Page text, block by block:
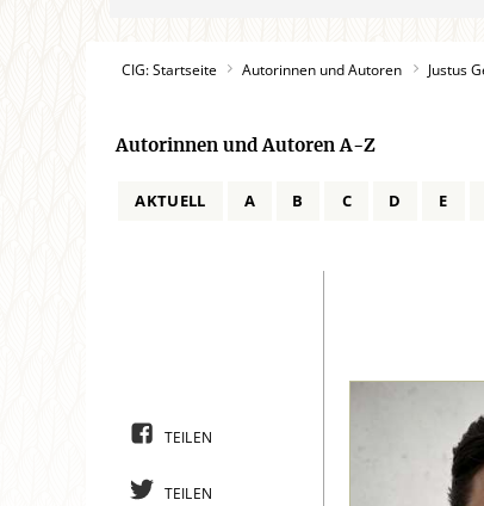
CIG: Startseite Autorinnen und Autoren Justus
Autorinnen und Autoren A-Z
AKTUELL A B C D E
TEILEN
TEILEN